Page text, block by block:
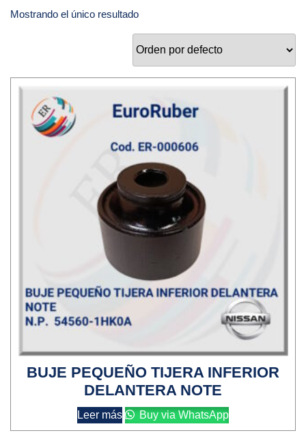
Mostrando el único resultado
BUJE PEQUEÑO TIJERA INFERIOR
DELANTERA NOTE
Leer más Buy via WhatsApp